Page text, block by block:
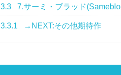
3.3 7.サーミ・ブラッド
3.3.1 →NEXT:その他期待作